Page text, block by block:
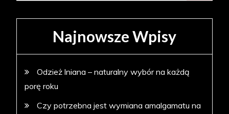
Najnowsze Wpisy
Odzież lniana – naturalny wybór na każdą
porę roku
Czy potrzebna jest wymiana amalgamatu na